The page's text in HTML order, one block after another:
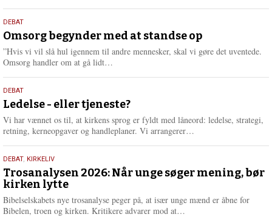
e
e
9.
juli
2026
DEBAT
Omsorg begynder med at standse op
”Hvis vi vil slå hul igennem til andre mennesker, skal vi gøre det uventede.
Omsorg handler om at gå lidt…
e
e
10.
juni
2026
DEBAT
Ledelse - eller tjeneste?
Vi har vænnet os til, at kirkens sprog er fyldt med låneord: ledelse, strategi,
retning, kerneopgaver og handleplaner. Vi arrangerer…
e
2.
juni
2026
DEBAT, KIRKELIV
Trosanalysen 2026: Når unge søger mening, bør
kirken lytte
Bibelselskabets nye trosanalyse peger på, at især unge mænd er åbne for
Bibelen, troen og kirken. Kritikere advarer mod at…